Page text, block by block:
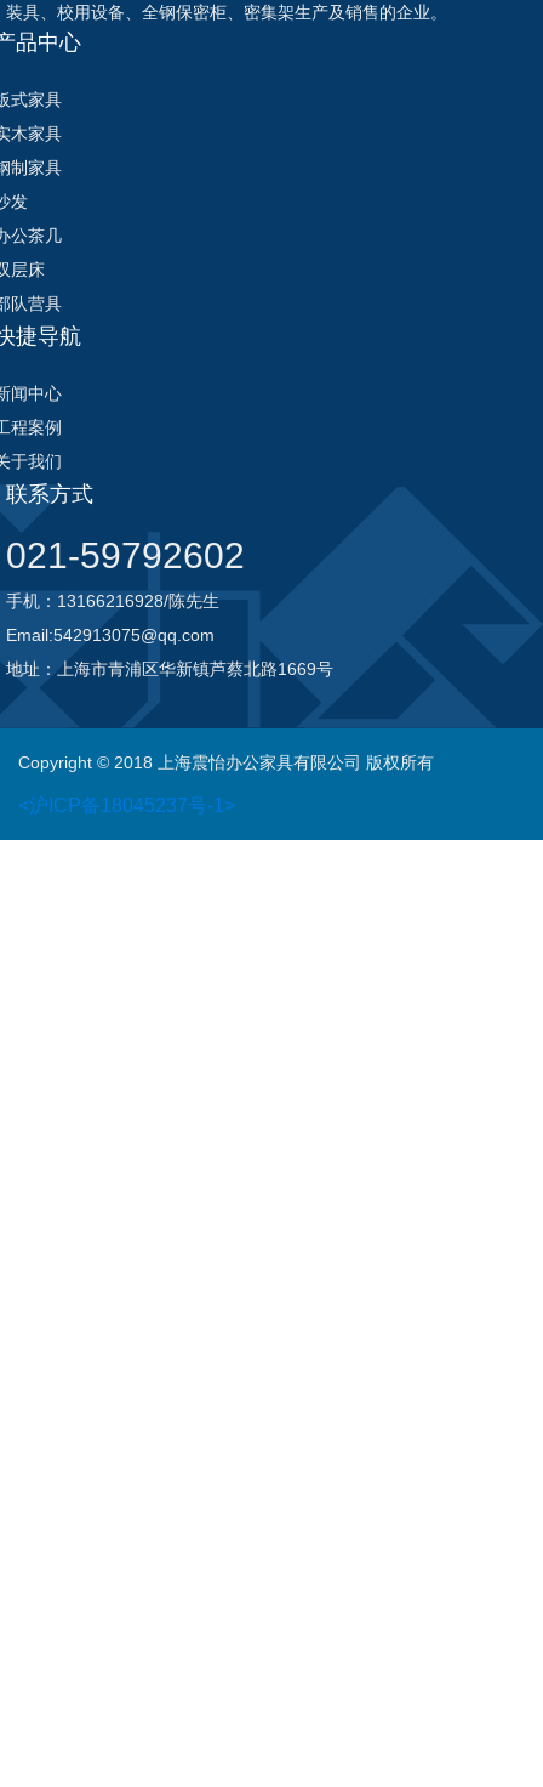
装具、校用设备、全钢保密柜、密集架生产及销售的企业。
品中心
式家具
木家具
制家具
发
公茶几
层床
队营具
捷导航
闻中心
程案例
于我们
联系方式
021-59792602
手机：13166216928/陈先生
Email:542913075@qq.com
地址：上海市青浦区华新镇芦蔡北路1669号
Copyright © 2018 上海震怡办公家具有限公司 版权所有
<沪ICP备18045237号-1>